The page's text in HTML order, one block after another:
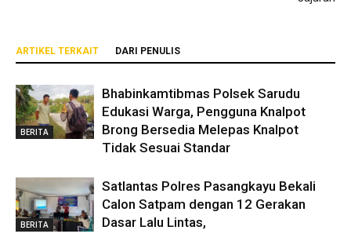
ARTIKEL TERKAIT DARI PENULIS
BERITA
Bhabinkamtibmas Polsek Sarudu
Edukasi Warga, Pengguna Knalpot
Brong Bersedia Melepas Knalpot
Tidak Sesuai Standar
BERITA
Satlantas Polres Pasangkayu Bekali
Calon Satpam dengan 12 Gerakan
Dasar Lalu Lintas,